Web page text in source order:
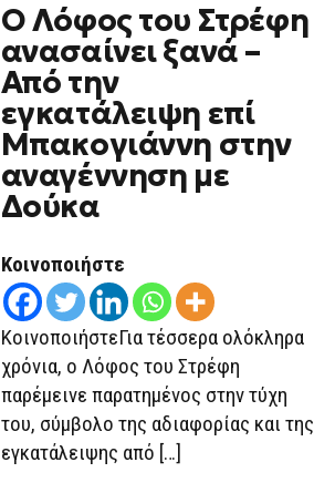
Ο Λόφος του Στρέφη
ανασαίνει ξανά –
Από την
εγκατάλειψη επί
Μπακογιάννη στην
αναγέννηση με
Δούκα
Κοινοποιήστε
ΚοινοποιήστεΓια τέσσερα ολόκληρα
χρόνια, ο Λόφος του Στρέφη
παρέμεινε παρατημένος στην τύχη
του, σύμβολο της αδιαφορίας και της
εγκατάλειψης από […]